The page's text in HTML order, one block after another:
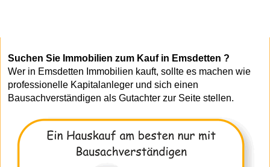
Suchen Sie Immobilien zum Kauf in Emsdetten ?
Wer in Emsdetten Immobilien kauft, sollte es machen wie
professionelle Kapitalanleger und sich einen
Bausachverständigen als Gutachter zur Seite stellen.